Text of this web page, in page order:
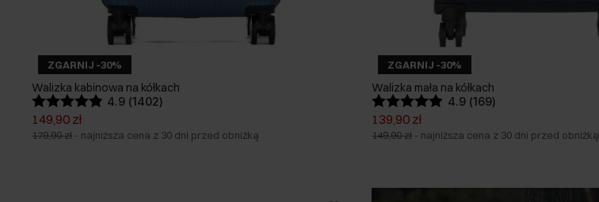
ZGARNIJ -30%
Walizka kabinowa na kółkach
4.9 (1402)
149,90 zł
179,90 zł - najniższa cena z 30 dni przed obniżką
ZGARNIJ -30%
Walizka mała na kółkach
4.9 (169)
139,90 zł
149,90 zł - najniższa cena z 30 dni przed obniżką